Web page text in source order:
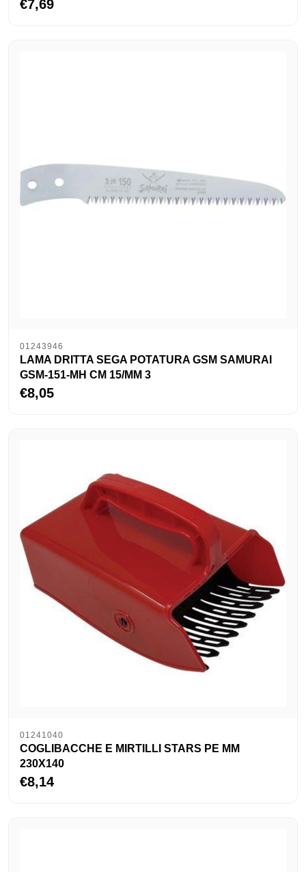
€7,69
01243946
LAMA DRITTA SEGA POTATURA GSM SAMURAI
GSM-151-MH CM 15/MM 3
€8,05
01241040
COGLIBACCHE E MIRTILLI STARS PE MM
230X140
€8,14